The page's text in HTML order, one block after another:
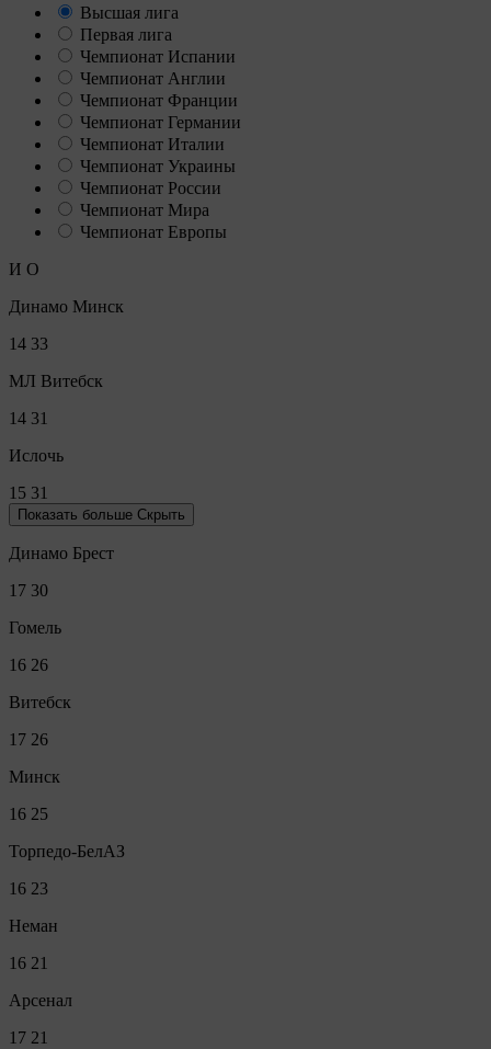
Высшая лига
Первая лига
Чемпионат Испании
Чемпионат Англии
Чемпионат Франции
Чемпионат Германии
Чемпионат Италии
Чемпионат Украины
Чемпионат России
Чемпионат Мира
Чемпионат Европы
И О
Динамо Минск
14 33
МЛ Витебск
14 31
Ислочь
15 31
Показать больше Скрыть
Динамо Брест
17 30
Гомель
16 26
Витебск
17 26
Минск
16 25
Торпедо-БелАЗ
16 23
Неман
16 21
Арсенал
17 21